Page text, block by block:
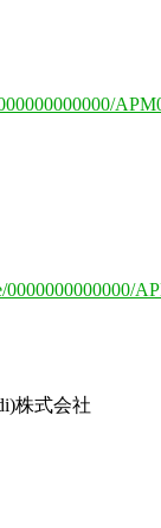
株式会社